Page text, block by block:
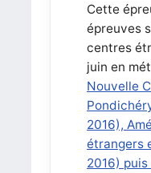
Cette
épreuves
centres
juin en
Nouvelle
2016),
étrangers
2016)